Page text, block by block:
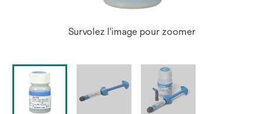
Survolez l'image pour zoomer